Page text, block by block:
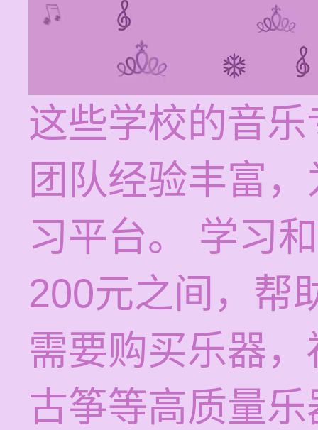
这些学校的音
团队经验丰富
习平台。 学习
200元之间，帮
需要购买乐器
古筝等高质量